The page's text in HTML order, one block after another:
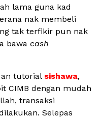
lama guna kad
nak membeli
tak terfikir pun nak
bawa cash
tutorial sishawa,
CIMB dengan mudah
transaksi
Selepas